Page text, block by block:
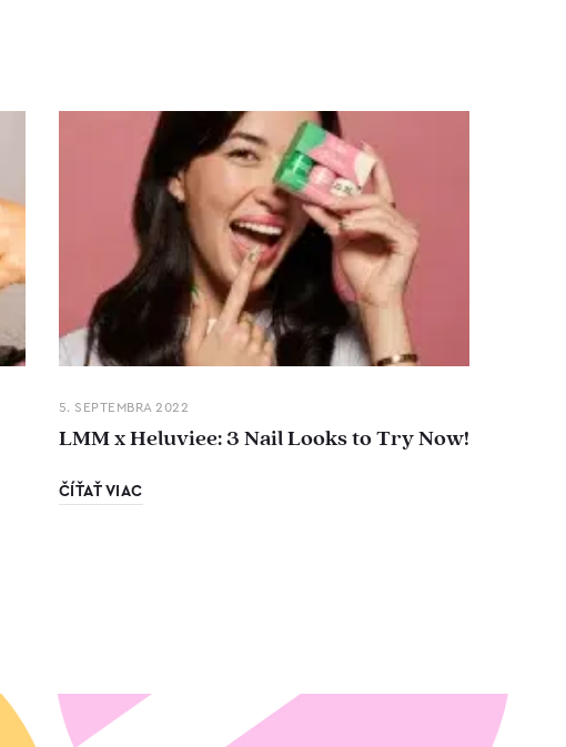
5. SEPTEMBRA 2022
LMM x Heluviee: 3 Nail Looks to Try Now!
ČÍŤAŤ VIAC